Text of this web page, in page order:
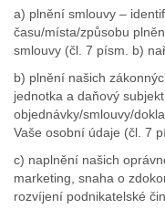
a) plnění smlouvy –
času/místa/způsobu
smlouvy (čl. 7 písm. b)
b) plnění našich
jednotka a daňový
objednávky/smlouvy/
Vaše osobní údaje (čl. 7
c) naplnění našich
marketing, snaha o
rozvíjení podnikatelské